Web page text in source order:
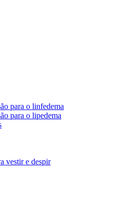
para o linfedema
para o lipedema
vestir e despir